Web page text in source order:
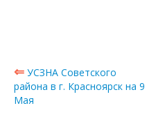
⇐ УСЗНА Советского
района в г. Красноярск на 9
Мая